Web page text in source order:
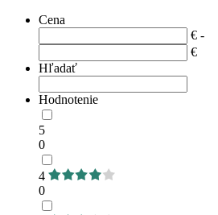
Cena
€ -
€
Hľadať
Hodnotenie
5
0
4
0